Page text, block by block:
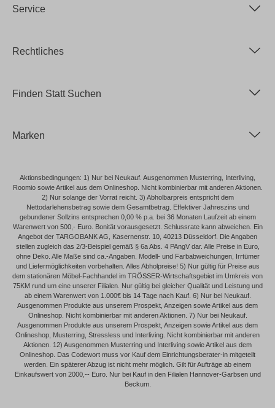
Service
Rechtliches
Finden Statt Suchen
Marken
Aktionsbedingungen: 1) Nur bei Neukauf. Ausgenommen Musterring, Interliving,
Roomio sowie Artikel aus dem Onlineshop. Nicht kombinierbar mit anderen Aktionen.
2) Nur solange der Vorrat reicht. 3) Abholbarpreis entspricht dem
Nettodarlehensbetrag sowie dem Gesamtbetrag. Effektiver Jahreszins und
gebundener Sollzins entsprechen 0,00 % p.a. bei 36 Monaten Laufzeit ab einem
Warenwert von 500,- Euro. Bonität vorausgesetzt. Schlussrate kann abweichen. Ein
Angebot der TARGOBANK AG, Kasernenstr. 10, 40213 Düsseldorf. Die Angaben
stellen zugleich das 2/3-Beispiel gemäß § 6a Abs. 4 PAngV dar. Alle Preise in Euro,
ohne Deko. Alle Maße sind ca.-Angaben. Modell- und Farbabweichungen, Irrtümer
und Liefermöglichkeiten vorbehalten. Alles Abholpreise! 5) Nur gültig für Preise aus
dem stationären Möbel-Fachhandel im TRÖSSER-Wirtschaftsgebiet im Umkreis von
75KM rund um eine unserer Filialen. Nur gültig bei gleicher Qualität und Leistung und
ab einem Warenwert von 1.000€ bis 14 Tage nach Kauf. 6) Nur bei Neukauf.
Ausgenommen Produkte aus unserem Prospekt, Anzeigen sowie Artikel aus dem
Onlineshop. Nicht kombinierbar mit anderen Aktionen. 7) Nur bei Neukauf.
Ausgenommen Produkte aus unserem Prospekt, Anzeigen sowie Artikel aus dem
Onlineshop, Musterring, Stressless und Interliving. Nicht kombinierbar mit anderen
Aktionen. 12) Ausgenommen Musterring und Interliving sowie Artikel aus dem
Onlineshop. Das Codewort muss vor Kauf dem Einrichtungsberater-in mitgeteilt
werden. Ein späterer Abzug ist nicht mehr möglich. Gilt für Aufträge ab einem
Einkaufswert von 2000,-- Euro. Nur bei Kauf in den Filialen Hannover-Garbsen und
Beckum.